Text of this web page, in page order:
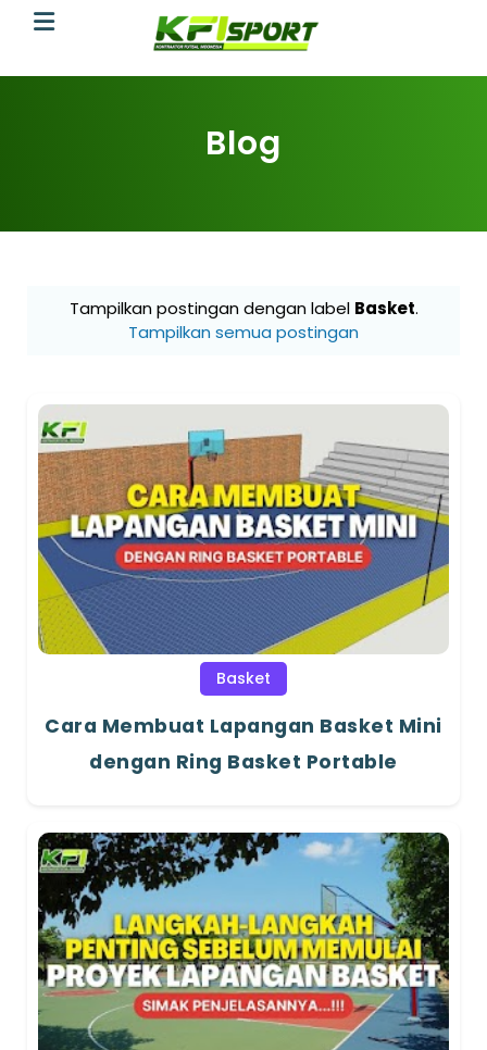
Blog
Tampilkan postingan dengan label Basket.
Tampilkan semua postingan
Basket
Cara Membuat Lapangan Basket Mini
dengan Ring Basket Portable